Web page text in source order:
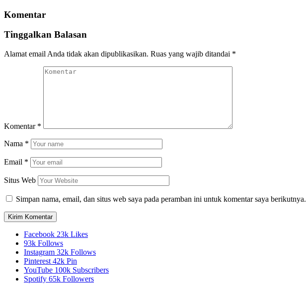
Komentar
Tinggalkan Balasan
Alamat email Anda tidak akan dipublikasikan. Ruas yang wajib ditandai *
Komentar *
Nama *
Email *
Situs Web
Simpan nama, email, dan situs web saya pada peramban ini untuk komentar saya berikutnya.
Facebook 23k Likes
93k Follows
Instagram 32k Follows
Pinterest 42k Pin
YouTube 100k Subscribers
Spotify 65k Followers